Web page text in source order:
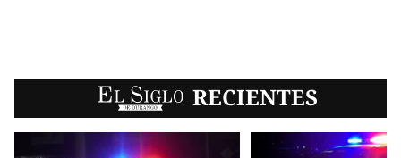
EL SIGLO RECIENTES